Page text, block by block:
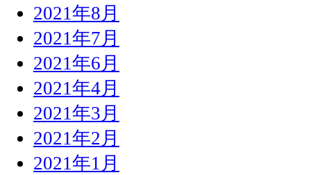
2021年8月
2021年7月
2021年6月
2021年4月
2021年3月
2021年2月
2021年1月